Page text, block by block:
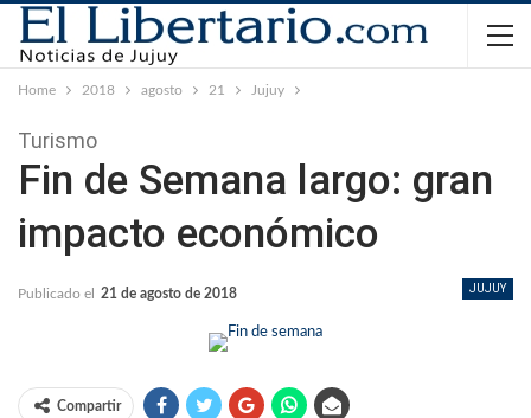
Home 2018 agosto 21 Jujuy
Turismo
Fin de Semana largo: gran
impacto económico
JUJUY
Publicado el 21 de agosto de 2018
Compartir